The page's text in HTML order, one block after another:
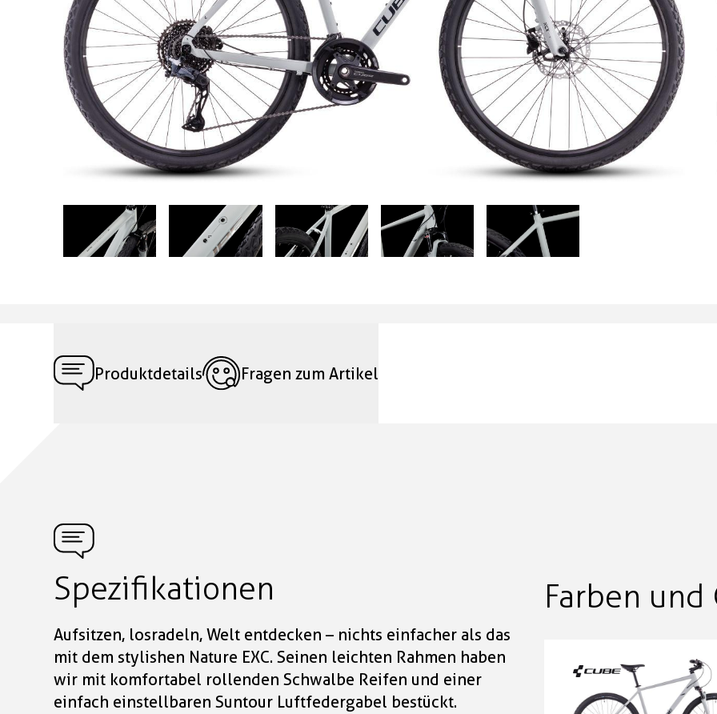
Produktdetails Fragen zum Artikel
Spezifikationen
Aufsitzen, losradeln, Welt entdecken – nichts einfacher als das
mit dem stylishen Nature EXC. Seinen leichten Rahmen haben
wir mit komfortabel rollenden Schwalbe Reifen und einer
einfach einstellbaren Suntour Luftfedergabel bestückt.
Farben und